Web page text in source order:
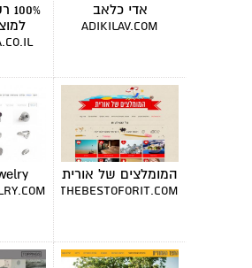
אדי כלאב
adikilav.com
המומלצים של אורית
thebestoforit.com